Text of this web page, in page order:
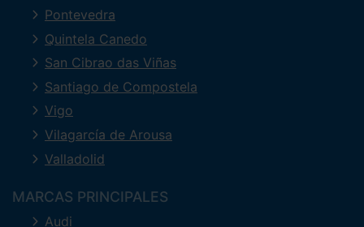
Pontevedra
Quintela Canedo
San Cibrao das Viñas
Santiago de Compostela
Vigo
Vilagarcía de Arousa
Valladolid
MARCAS PRINCIPALES
Audi